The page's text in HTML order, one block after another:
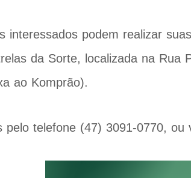
interessados podem realizar
da Sorte, localizada na Rua
ao Komprão).
pelo telefone (47) 3091-0770, ou